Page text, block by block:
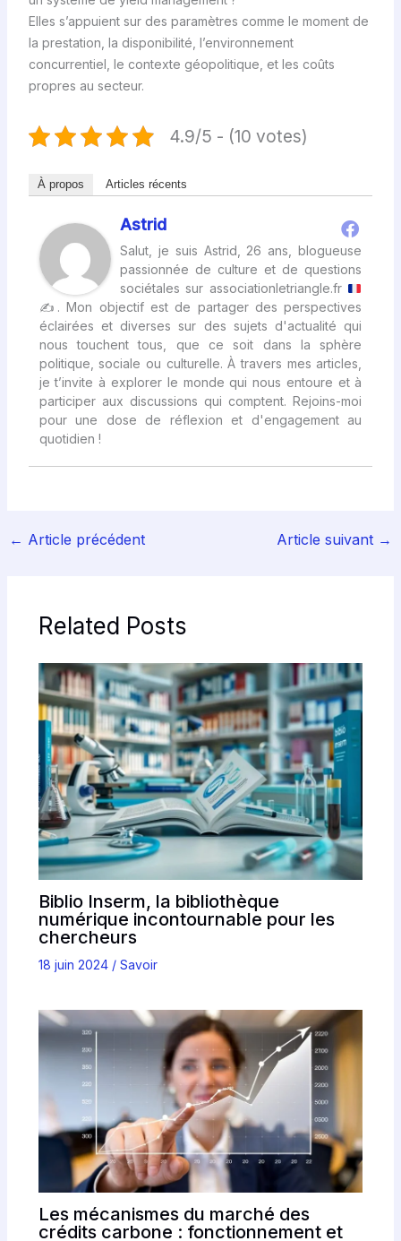
Elles s’appuient sur des paramètres comme le moment de
la prestation, la disponibilité, l’environnement
concurrentiel, le contexte géopolitique, et les coûts
propres au secteur.
4.9/5 - (10 votes)
À propos Articles récents
Astrid
Salut, je suis Astrid, 26 ans, blogueuse
passionnée de culture et de questions
sociétales sur associationletriangle.fr
✍ . Mon objectif est de partager des perspectives
éclairées et diverses sur des sujets d'actualité qui
nous touchent tous, que ce soit dans la sphère
politique, sociale ou culturelle. À travers mes articles,
je t’invite à explorer le monde qui nous entoure et à
participer aux discussions qui comptent. Rejoins-moi
pour une dose de réflexion et d'engagement au
quotidien !
← Article précédent Article suivant →
Related Posts
Biblio Inserm, la bibliothèque
numérique incontournable pour les
chercheurs
18 juin 2024 / Savoir
Les mécanismes du marché des
crédits carbone : fonctionnement et